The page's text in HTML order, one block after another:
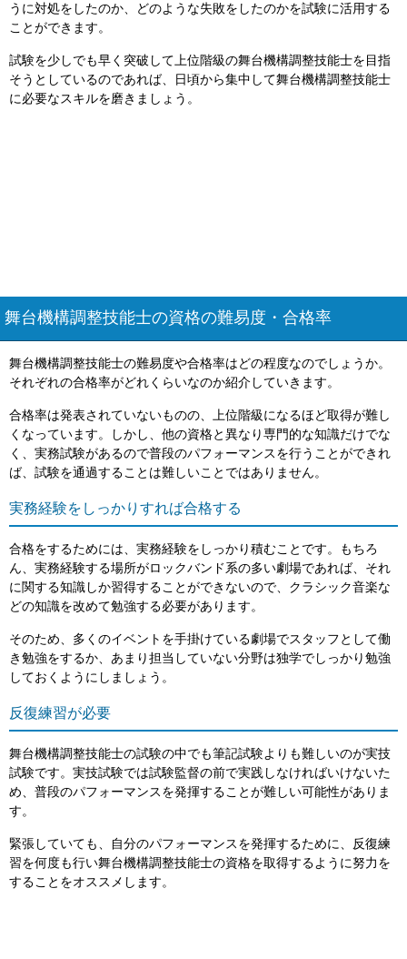
うに対処をしたのか、どのような失敗をしたのかを試験に活用する
ことができます。
試験を少しでも早く突破して上位階級の舞台機構調整技能士を目指
そうとしているのであれば、日頃から集中して舞台機構調整技能士
に必要なスキルを磨きましょう。
舞台機構調整技能士の資格の難易度・合格率
舞台機構調整技能士の難易度や合格率はどの程度なのでしょうか。
それぞれの合格率がどれくらいなのか紹介していきます。
合格率は発表されていないものの、上位階級になるほど取得が難し
くなっています。しかし、他の資格と異なり専門的な知識だけでな
く、実務試験があるので普段のパフォーマンスを行うことができれ
ば、試験を通過することは難しいことではありません。
実務経験をしっかりすれば合格する
合格をするためには、実務経験をしっかり積むことです。もちろ
ん、実務経験する場所がロックバンド系の多い劇場であれば、それ
に関する知識しか習得することができないので、クラシック音楽な
どの知識を改めて勉強する必要があります。
そのため、多くのイベントを手掛けている劇場でスタッフとして働
き勉強をするか、あまり担当していない分野は独学でしっかり勉強
しておくようにしましょう。
反復練習が必要
舞台機構調整技能士の試験の中でも筆記試験よりも難しいのが実技
試験です。実技試験では試験監督の前で実践しなければいけないた
め、普段のパフォーマンスを発揮することが難しい可能性がありま
す。
緊張していても、自分のパフォーマンスを発揮するために、反復練
習を何度も行い舞台機構調整技能士の資格を取得するように努力を
することをオススメします。